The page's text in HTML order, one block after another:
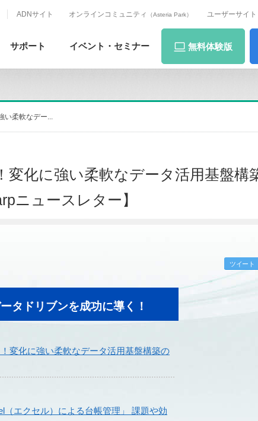
ADNサイト オンラインコミュニティ （Asteria Park） ユーザーサイト
サポート イベント・ セミナー 無料体験版
い柔軟なデー...
化に強い柔軟なデータ活用基盤構
ニュースレター】
ツイート
タドリブンを成功に導く！
変化に強い柔軟なデータ活用基盤構築の
（エクセル）による台帳管理」 課題や効